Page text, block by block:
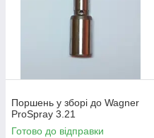
Поршень у зборі до Wagner
ProSpray 3.21
Готово до відправки